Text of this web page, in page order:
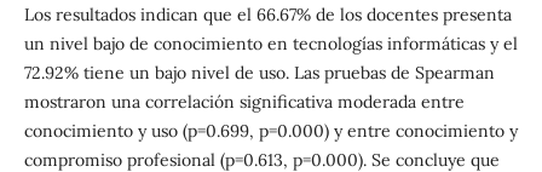
Los resultados indican que el 66.67% de los docentes presenta
un nivel bajo de conocimiento en tecnologías informáticas y el
72.92% tiene un bajo nivel de uso. Las pruebas de Spearman
mostraron una correlación significativa moderada entre
conocimiento y uso (p=0.699, p=0.000) y entre conocimiento y
compromiso profesional (p=0.613, p=0.000). Se concluye que